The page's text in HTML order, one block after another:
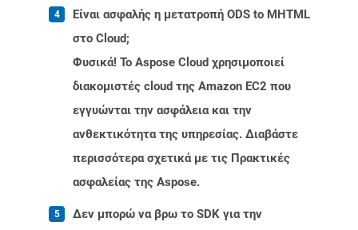
Είναι ασφαλής η μετατροπή ODS to MHTML
στο Cloud;
Φυσικά! Το Aspose Cloud χρησιμοποιεί
διακομιστές cloud της Amazon EC2 που
εγγυώνται την ασφάλεια και την
ανθεκτικότητα της υπηρεσίας. Διαβάστε
περισσότερα σχετικά με τις Πρακτικές
ασφαλείας της Aspose.
Δεν μπορώ να βρω το SDK για την